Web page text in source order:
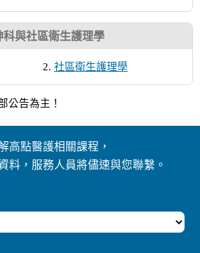
科與社區衛生護理學
社區衛生護理學
公告為主！
高點醫護相關課程，
料，服務人員將儘速與您聯繫。